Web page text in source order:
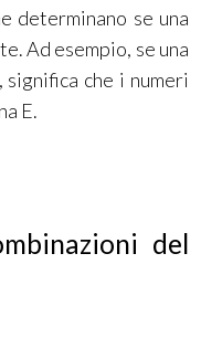
determinano se una
Ad esempio, se una
che i numeri
E.
del